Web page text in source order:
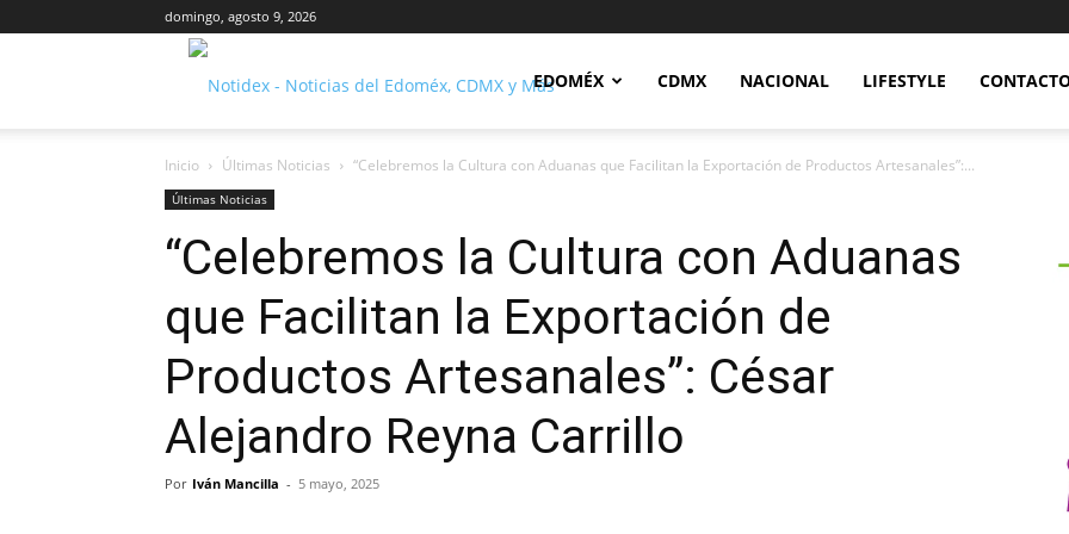
domingo, agosto 9, 2026
Notidex
EDOMÉX CDMX NACIONAL LIFESTYLE
Inicio Últimas Noticias “Celebremos la Cultura con Aduanas que Facilitan la Exportación de Productos Artesanales”:...
Últimas Noticias
“Celebremos la Cultura con Aduanas
que Facilitan la Exportación de
Productos Artesanales”: César
Alejandro Reyna Carrillo
Por Iván Mancilla - 5 mayo, 2025